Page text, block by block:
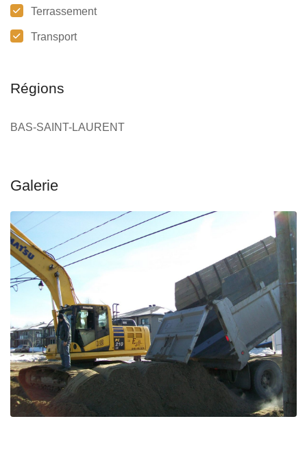
Terrassement
Transport
Régions
BAS-SAINT-LAURENT